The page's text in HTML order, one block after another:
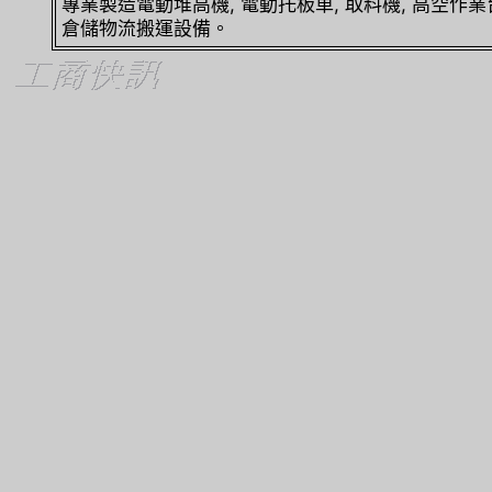
專業製造電動堆高機, 電動托板車, 取料機, 高空作業
倉儲物流搬運設備。